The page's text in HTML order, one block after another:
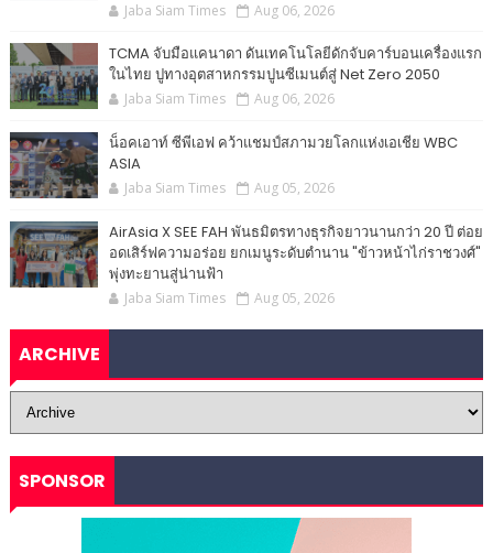
Jaba Siam Times Aug 06, 2026
TCMA จับมือแคนาดา ดันเทคโนโลยีดักจับคาร์บอนเครื่องแรก
ในไทย ปูทางอุตสาหกรรมปูนซีเมนต์สู่ Net Zero 2050
Jaba Siam Times Aug 06, 2026
น็อคเอาท์ ซีพีเอฟ คว้าแชมป์สภามวยโลกแห่งเอเชีย WBC
ASIA
Jaba Siam Times Aug 05, 2026
AirAsia X SEE FAH พันธมิตรทางธุรกิจยาวนานกว่า 20 ปี ต่อย
อดเสิร์ฟความอร่อย ยกเมนูระดับตำนาน "ข้าวหน้าไก่ราชวงศ์"
พุ่งทะยานสู่น่านฟ้า
Jaba Siam Times Aug 05, 2026
ARCHIVE
SPONSOR